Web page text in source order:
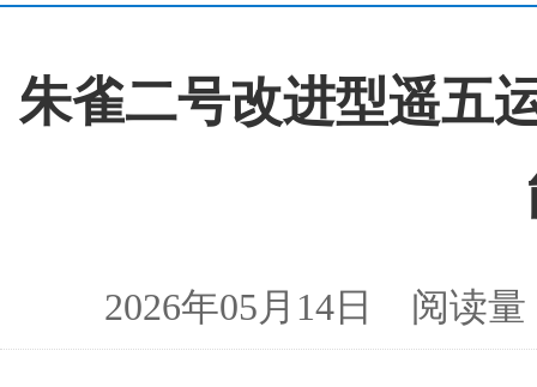
朱雀二号改进型遥五
2026年05月14日 阅读